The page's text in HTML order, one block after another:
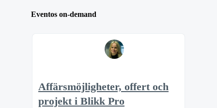
Eventos on-demand
Affärsmöjligheter, offert och
projekt i Blikk Pro